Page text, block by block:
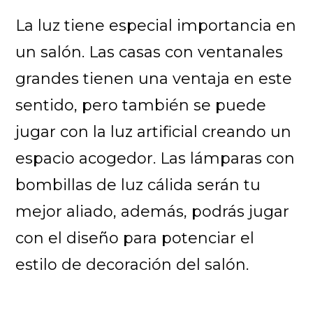
La luz tiene especial importancia en
un salón. Las casas con ventanales
grandes tienen una ventaja en este
sentido, pero también se puede
jugar con la luz artificial creando un
espacio acogedor. Las lámparas con
bombillas de luz cálida serán tu
mejor aliado, además, podrás jugar
con el diseño para potenciar el
estilo de decoración del salón.